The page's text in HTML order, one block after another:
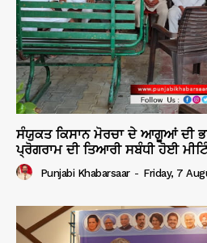
ਸੰਯੁਕਤ ਕਿਸਾਨ ਮੋਰਚਾ ਦੇ ਆਗੂਆਂ ਦੀ
ਪ੍ਰੋਗਰਾਮ ਦੀ ਤਿਆਰੀ ਸਬੰਧੀ ਹੋਈ
Punjabi Khabarsaar - Friday, 7